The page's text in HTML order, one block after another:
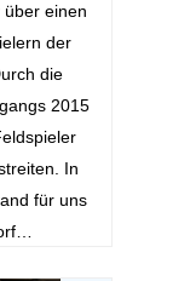
einen
der
die
2015
In
für uns